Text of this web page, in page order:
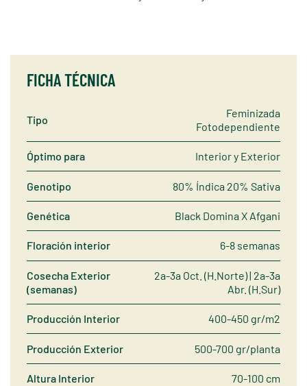
FICHA TÉCNICA
Tipo
Feminizada
Fotodependiente
Óptimo para Interior y Exterior
Genotipo 80% Índica 20% Sativa
Genética Black Domina X Afgani
Floración interior 6-8 semanas
Cosecha Exterior
(semanas)
2a-3a Oct. (H.Norte) | 2a-3a
Abr. (H.Sur)
Producción Interior 400-450 gr/m2
Producción Exterior 500-700 gr/planta
Altura Interior 70-100 cm